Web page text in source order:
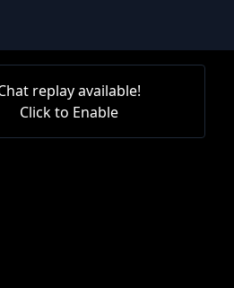
replay available!
Click to Enable